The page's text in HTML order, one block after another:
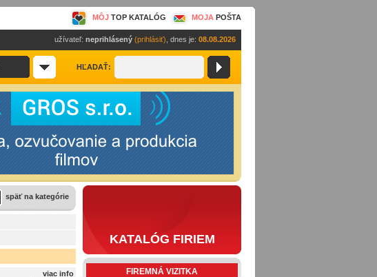
MÔJ TOP KATALÓG MOJA POŠTA
užívateľ: neprihlásený (prihlásiť) , dnes je: 08.08.2026
HĽADAŤ:
späť na kategórie
viac info
KATALÓG FIRIEM
FIREMNÁ VIZITKA